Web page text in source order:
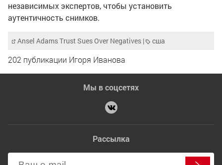
независимых экспертов, чтобы установить
аутентичность снимков.
Ansel Adams Trust Sues Over Negatives | сша
202 публикации Игоря Иванова
Мы в соцсетях
Рассылка